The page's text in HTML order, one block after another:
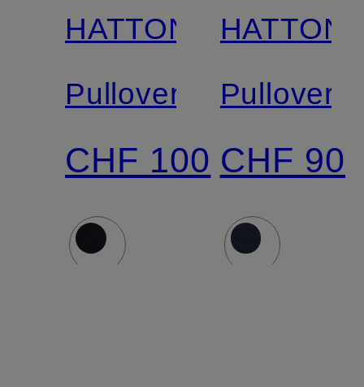
HATTON
Pullover
CHF 100
HATTON
Pullover
CHF 90